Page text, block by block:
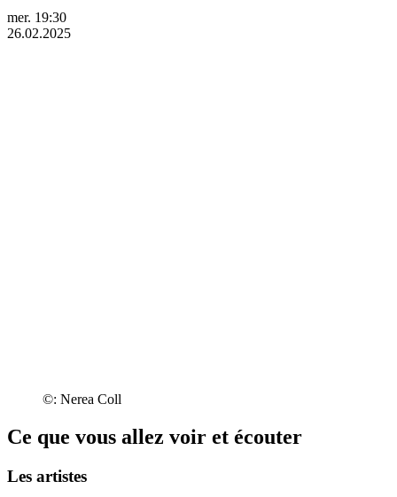
mer. 19:30
26.02.2025
©: Nerea Coll
Ce que vous allez voir et écouter
Les artistes